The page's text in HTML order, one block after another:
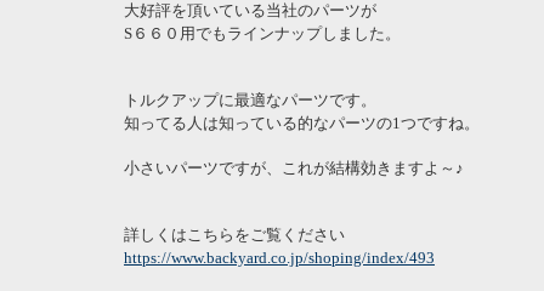
大好評を頂いている当社のパーツが
S６６０用でもラインナップしました。
トルクアップに最適なパーツです。
知ってる人は知っている的なパーツの1つですね。
小さいパーツですが、これが結構効きますよ～♪
詳しくはこちらをご覧ください
https://www.backyard.co.jp/shoping/index/493